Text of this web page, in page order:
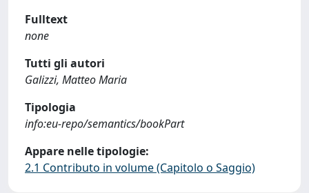
Fulltext
none
Tutti gli autori
Galizzi, Matteo Maria
Tipologia
info:eu-repo/semantics/bookPart
Appare nelle tipologie:
2.1 Contributo in volume (Capitolo o Saggio)